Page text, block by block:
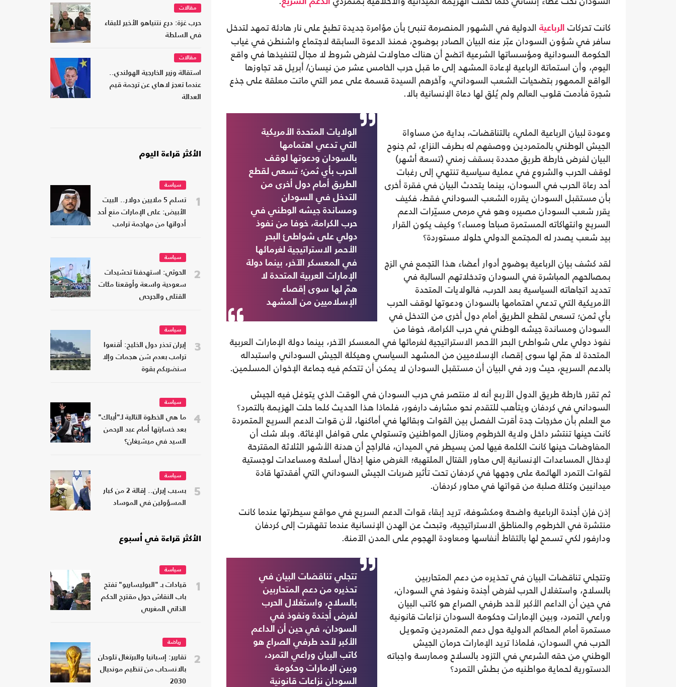
كانت تحركات
الرباعية الدولية في الشهور المنصرمة تنبئ بأن مؤامرة جديدة تطبخ على نار هادئة تمهد لتدخل
سافر في شؤون السودان عبّر عنه البيان الصادر بوضوح، فمنذ الدعوة السابقة لاجتماع واشنطن في غياب
الحكومة السودانية ومؤسساتها الشرعية اتضح أن هناك محاولات لفرض شروط لا مجال لتنفيذها في واقع
اليوم، وأن استماتة الرباعية لإعادة المشهد إلى ما قبل حرب الخامس عشر من نيسان/ أبريل قد تجاوزها
الواقع الممهور بتضحيات الشعب السوداني، وآخرهم السيدة قسمة على عمر التي ماتت معلقة على جذع
شجرة فأدمت قلوب العالم ولم يُلق لها دعاة الإنسانية بالا.
الولايات المتحدة الأمريكية
التي تدعي اهتمامها
بالسودان ودعوتها لوقف
الحرب بأي ثمن؛ تسعى لقطع
الطريق أمام دول أخرى من
التدخل في السودان
ومساندة جيشه الوطني في
حرب الكرامة، خوفا من نفوذ
دولي على شواطئ البحر
الأحمر الاستراتيجية لغرمائها
في المعسكر الآخر، بينما دولة
الإمارات العربية المتحدة لا
همّ لها سوى إقصاء
الإسلاميين من المشهد
وعودة لبيان الرباعية المليء بالتناقضات، بداية من مساواة
الجيش الوطني بالمتمردين ووصفهم له بطرف النزاع، ثم جنوح
البيان لفرض خارطة طريق محددة بسقف زمني (تسعة أشهر)
لوقف الحرب والشروع في عملية سياسية تنتهي إلى رغبات
أحد رعاة الحرب في السودان، بينما يتحدث البيان في فقرة أخرى
بأن مستقبل السودان يقرره الشعب السوداني فقط، فكيف
يقرر شعب السودان مصيره وهو في مرمى مسيّرات الدعم
السريع وانتهاكاته المستمرة صباحا ومساء؟ وكيف يكون القرار
بيد شعب يصدر له المجتمع الدولي حلولا مستوردة؟
لقد كشف بيان الرباعية بوضوح أدوار أعضاء هذا التجمع في الزج
بمصالحهم المباشرة في السودان وتدخلاتهم السالبة في
تحديد اتجاهاته السياسية بعد الحرب، فالولايات المتحدة
الأمريكية التي تدعي اهتمامها بالسودان ودعوتها لوقف الحرب
بأي ثمن؛ تسعى لقطع الطريق أمام دول أخرى من التدخل في
السودان ومساندة جيشه الوطني في حرب الكرامة، خوفا من
نفوذ دولي على شواطئ البحر الأحمر الاستراتيجية لغرمائها في المعسكر الآخر، بينما دولة الإمارات العربية
المتحدة لا همّ لها سوى إقصاء الإسلاميين من المشهد السياسي وهيكلة الجيش السوداني واستبداله
بالدعم السريع، حيث ورد في البيان أن مستقبل السودان لا يمكن أن تتحكم فيه جماعة الإخوان المسلمين.
ثم تقرر خارطة طريق الدول الأربع أنه لا منتصر في حرب السودان في الوقت الذي يتوغل فيه الجيش
السوداني في كردفان ويتأهب للتقدم نحو مشارف دارفور، فلماذا هذا الحديث كلما حلت الهزيمة بالتمرد؟
مع العلم بأن مخرجات جدة أقرت الفصل بين القوات وبقائها في أماكنها، لأن قوات الدعم السريع المتمردة
كانت حينها تنتشر داخل ولاية الخرطوم ومنازل المواطنين وتستولي على قوافل الإغاثة. وبلا شك أن
المفاوضات حينها كانت الكلمة فيها لمن يسيطر في الميدان، فالراجح أن هدنة الأشهر الثلاثة المقترحة
لإدخال المساعدات الإنسانية إلى محاور القتال الملتهبة؛ الغرض منها إدخال أسلحة ومساعدات لوجستية
لقوات التمرد الهائمة على وجهها في كردفان تحت تأثير ضربات الجيش السوداني التي أفقدتها قادة
ميدانيين وكتلة صلبة من قواتها في محاور كردفان.
إذن فإن أجندة الرباعية واضحة ومكشوفة، تريد إبقاء قوات الدعم السريع في مواقع سيطرتها عندما كانت
منتشرة في الخرطوم والمناطق الاستراتيجية، وتبحث عن الهدن الإنسانية عندما تقهقرت إلى كردفان
ودارفور لكي تسمح لها بالتقاط أنفاسها ومعاودة الهجوم على المدن الآمنة.
تتجلي تناقضات البيان في
تحذيره من دعم المتحاربين
بالسلاح، واستغلال الحرب
لفرض أجندة ونفوذ في
السودان، في حين أن الداعم
الأكبر لأحد طرفي الصراع هو
كاتب البيان وراعي التمرد،
وبين الإمارات وحكومة
السودان نزاعات قانونية
وتتجلي تناقضات البيان في تحذيره من دعم المتحاربين
بالسلاح، واستغلال الحرب لفرض أجندة ونفوذ في السودان،
في حين أن الداعم الأكبر لأحد طرفي الصراع هو كاتب البيان
وراعي التمرد، وبين الإمارات وحكومة السودان نزاعات قانونية
مستمرة أمام المحاكم الدولية حول دعم المتمردين وتمويل
الحرب في السودان، فلماذا تريد الإمارات حرمان الجيش
الوطني من حقه الشرعي في التزود بالسلاح وممارسة واجباته
الدستورية لحماية مواطنيه من بطش التمرد؟
مقالات
حرب غزة: درع نتنياهو الأخير للبقاء
في السلطة
مقالات
استقالة وزير الخارجية الهولندي..
عندما تعجز لاهاي عن ترجمة قيم
العدالة
الأكثر قراءة اليوم
1
سياسة
تسلم 5 ملايين دولار.. البيت
الأبيض: على الإمارات منع أحد
أدواتها من مهاجمة ترامب
2
سياسة
الحوثي: استهدفنا تحشيدات
سعودية واسعة وأوقعنا مئات
القتلى والجرحى
3
سياسة
إيران تحذر دول الخليج: أقنعوا
ترامب بعدم شن هجمات وإلا
سنضربكم بقوة
4
سياسة
ما هي الخطوة التالية لـ"أيباك"
بعد خسارتها أمام عبد الرحمن
السيد في ميشيغان؟
5
سياسة
بسبب إيران.. إقالة 2 من كبار
المسؤولين في الموساد
الأكثر قراءة في أسبوع
1
سياسة
قيادات بـ "البوليساريو" تفتح
باب النقاش حول مقترح الحكم
الذاتي المغربي
2
رياضة
تقارير: إسبانيا والبرتغال تلوحان
بالانسحاب من تنظيم مونديال
2030